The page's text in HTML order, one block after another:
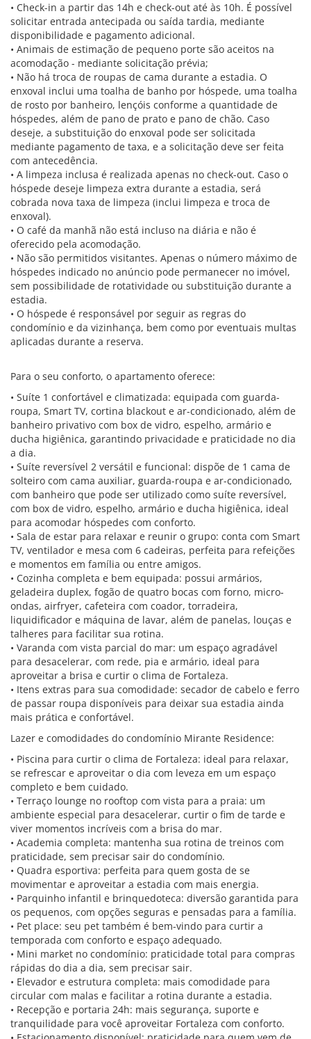
• Check-in a partir das 14h e check-out até às 10h. É possível
solicitar entrada antecipada ou saída tardia, mediante
disponibilidade e pagamento adicional.
• Animais de estimação de pequeno porte são aceitos na
acomodação - mediante solicitação prévia;
• Não há troca de roupas de cama durante a estadia. O
enxoval inclui uma toalha de banho por hóspede, uma toalha
de rosto por banheiro, lençóis conforme a quantidade de
hóspedes, além de pano de prato e pano de chão. Caso
deseje, a substituição do enxoval pode ser solicitada
mediante pagamento de taxa, e a solicitação deve ser feita
com antecedência.
• A limpeza inclusa é realizada apenas no check-out. Caso o
hóspede deseje limpeza extra durante a estadia, será
cobrada nova taxa de limpeza (inclui limpeza e troca de
enxoval).
• O café da manhã não está incluso na diária e não é
oferecido pela acomodação.
• Não são permitidos visitantes. Apenas o número máximo de
hóspedes indicado no anúncio pode permanecer no imóvel,
sem possibilidade de rotatividade ou substituição durante a
estadia.
• O hóspede é responsável por seguir as regras do
condomínio e da vizinhança, bem como por eventuais multas
aplicadas durante a reserva.
Para o seu conforto, o apartamento oferece:
• Suíte 1 confortável e climatizada: equipada com guarda-
roupa, Smart TV, cortina blackout e ar-condicionado, além de
banheiro privativo com box de vidro, espelho, armário e
ducha higiênica, garantindo privacidade e praticidade no dia
a dia.
• Suíte reversível 2 versátil e funcional: dispõe de 1 cama de
solteiro com cama auxiliar, guarda-roupa e ar-condicionado,
com banheiro que pode ser utilizado como suíte reversível,
com box de vidro, espelho, armário e ducha higiênica, ideal
para acomodar hóspedes com conforto.
• Sala de estar para relaxar e reunir o grupo: conta com Smart
TV, ventilador e mesa com 6 cadeiras, perfeita para refeições
e momentos em família ou entre amigos.
• Cozinha completa e bem equipada: possui armários,
geladeira duplex, fogão de quatro bocas com forno, micro-
ondas, airfryer, cafeteira com coador, torradeira,
liquidificador e máquina de lavar, além de panelas, louças e
talheres para facilitar sua rotina.
• Varanda com vista parcial do mar: um espaço agradável
para desacelerar, com rede, pia e armário, ideal para
aproveitar a brisa e curtir o clima de Fortaleza.
• Itens extras para sua comodidade: secador de cabelo e ferro
de passar roupa disponíveis para deixar sua estadia ainda
mais prática e confortável.
Lazer e comodidades do condomínio Mirante Residence:
• Piscina para curtir o clima de Fortaleza: ideal para relaxar,
se refrescar e aproveitar o dia com leveza em um espaço
completo e bem cuidado.
• Terraço lounge no rooftop com vista para a praia: um
ambiente especial para desacelerar, curtir o fim de tarde e
viver momentos incríveis com a brisa do mar.
• Academia completa: mantenha sua rotina de treinos com
praticidade, sem precisar sair do condomínio.
• Quadra esportiva: perfeita para quem gosta de se
movimentar e aproveitar a estadia com mais energia.
• Parquinho infantil e brinquedoteca: diversão garantida para
os pequenos, com opções seguras e pensadas para a família.
• Pet place: seu pet também é bem-vindo para curtir a
temporada com conforto e espaço adequado.
• Mini market no condomínio: praticidade total para compras
rápidas do dia a dia, sem precisar sair.
• Elevador e estrutura completa: mais comodidade para
circular com malas e facilitar a rotina durante a estadia.
• Recepção e portaria 24h: mais segurança, suporte e
tranquilidade para você aproveitar Fortaleza com conforto.